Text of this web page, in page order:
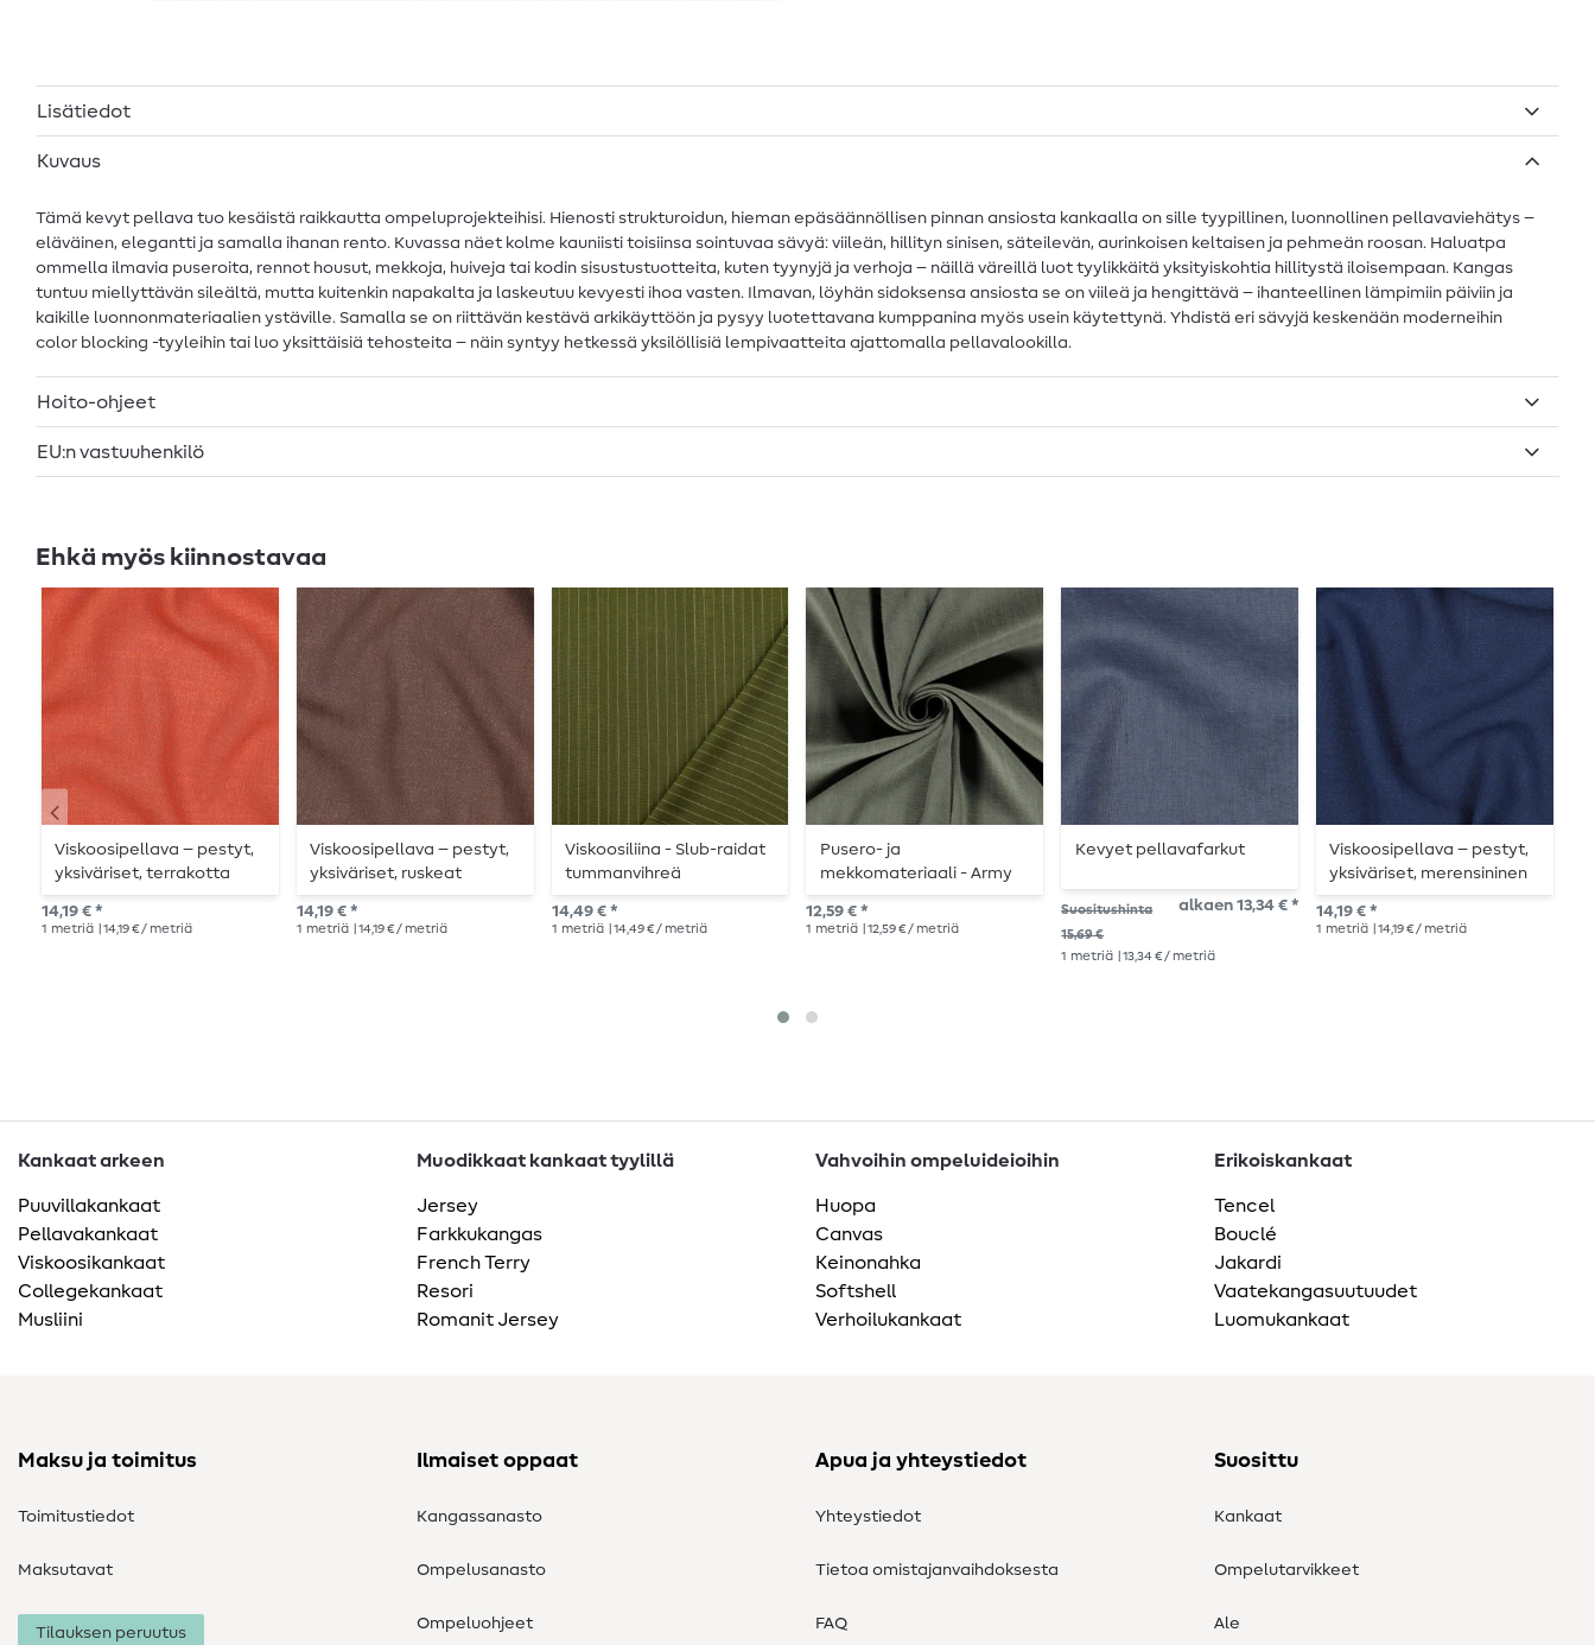
Lisätiedot
Kuvaus
Tämä kevyt pellava tuo kesäistä raikkautta ompeluprojekteihisi. Hienosti strukturoidun, hieman epäsäännöllisen pinnan ansiosta kankaalla on sille tyypillinen, luonnollinen pellavaviehätys –
eläväinen, elegantti ja samalla ihanan rento. Kuvassa näet kolme kauniisti toisiinsa sointuvaa sävyä: viileän, hillityn sinisen, säteilevän, aurinkoisen keltaisen ja pehmeän roosan. Haluatpa
ommella ilmavia puseroita, rennot housut, mekkoja, huiveja tai kodin sisustustuotteita, kuten tyynyjä ja verhoja – näillä väreillä luot tyylikkäitä yksityiskohtia hillitystä iloisempaan. Kangas
tuntuu miellyttävän sileältä, mutta kuitenkin napakalta ja laskeutuu kevyesti ihoa vasten. Ilmavan, löyhän sidoksensa ansiosta se on viileä ja hengittävä – ihanteellinen lämpimiin päiviin ja
kaikille luonnonmateriaalien ystäville. Samalla se on riittävän kestävä arkikäyttöön ja pysyy luotettavana kumppanina myös usein käytettynä. Yhdistä eri sävyjä keskenään moderneihin
color blocking -tyyleihin tai luo yksittäisiä tehosteita – näin syntyy hetkessä yksilöllisiä lempivaatteita ajattomalla pellavalookilla.
Hoito-ohjeet
EU:n vastuuhenkilö
Ehkä myös kiinnostavaa
Viskoosipellava – pestyt,
yksiväriset, terrakotta
14,19 € *
1 metriä | 14,19 € / metriä
Viskoosipellava – pestyt,
yksiväriset, ruskeat
14,19 € *
1 metriä | 14,19 € / metriä
Viskoosiliina - Slub-raidat
tummanvihreä
14,49 € *
1 metriä | 14,49 € / metriä
Pusero- ja
mekkomateriaali - Army
12,59 € *
1 metriä | 12,59 € / metriä
Kevyet pellavafarkut
Suositushinta
15,69 €
alkaen 13,34 € *
1 metriä | 13,34 € / metriä
Viskoosipellava – pestyt,
yksiväriset, merensininen
14,19 € *
1 metriä | 14,19 € / metriä
Kankaat arkeen
Puuvillakankaat
Pellavakankaat
Viskoosikankaat
Collegekankaat
Musliini
Muodikkaat kankaat tyylillä
Jersey
Farkkukangas
French Terry
Resori
Romanit Jersey
Vahvoihin ompeluideioihin
Huopa
Canvas
Keinonahka
Softshell
Verhoilukankaat
Erikoiskankaat
Tencel
Bouclé
Jakardi
Vaatekangasuutuudet
Luomukankaat
Maksu ja toimitus
Toimitustiedot
Maksutavat
Tilauksen peruutus
Ilmaiset oppaat
Kangassanasto
Ompelusanasto
Ompeluohjeet
Apua ja yhteystiedot
Yhteystiedot
Tietoa omistajanvaihdoksesta
FAQ
Suosittu
Kankaat
Ompelutarvikkeet
Ale